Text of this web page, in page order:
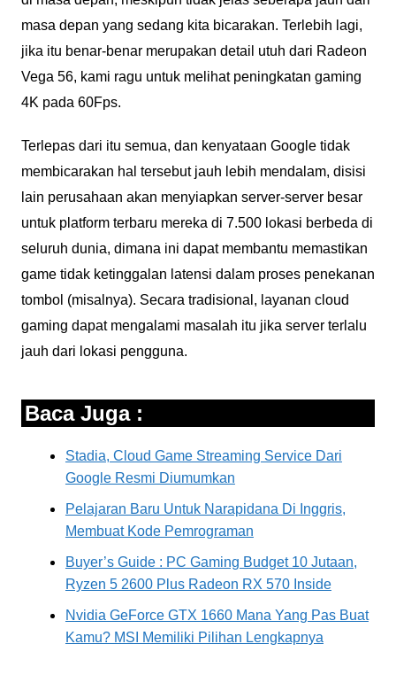
masa depan yang sedang kita bicarakan. Terlebih lagi,
jika itu benar-benar merupakan detail utuh dari Radeon
Vega 56, kami ragu untuk melihat peningkatan gaming
4K pada 60Fps.
Terlepas dari itu semua, dan kenyataan Google tidak
membicarakan hal tersebut jauh lebih mendalam, disisi
lain perusahaan akan menyiapkan server-server besar
untuk platform terbaru mereka di 7.500 lokasi berbeda di
seluruh dunia, dimana ini dapat membantu memastikan
game tidak ketinggalan latensi dalam proses penekanan
tombol (misalnya). Secara tradisional, layanan cloud
gaming dapat mengalami masalah itu jika server terlalu
jauh dari lokasi pengguna.
Baca Juga :
Stadia, Cloud Game Streaming Service Dari
Google Resmi Diumumkan
Pelajaran Baru Untuk Narapidana Di Inggris,
Membuat Kode Pemrograman
Buyer’s Guide : PC Gaming Budget 10 Jutaan,
Ryzen 5 2600 Plus Radeon RX 570 Inside
Nvidia GeForce GTX 1660 Mana Yang Pas Buat
Kamu? MSI Memiliki Pilihan Lengkapnya